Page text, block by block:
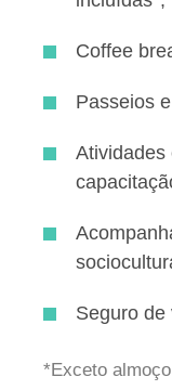
Coffee
Passeios
Atividades
Seguro de
*Exceto